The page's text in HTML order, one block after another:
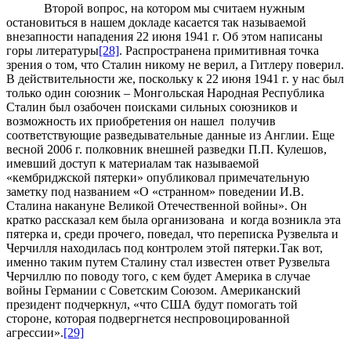
Второй вопрос, на котором мы считаем нужным
остановиться в нашем докладе касается так называемой
внезапности нападения 22 июня 1941 г. Об этом написаны
горы литературы[28]. Распространена примитивная точка
зрения о том, что Сталин никому не верил, а Гитлеру поверил.
В действительности же, поскольку к 22 июня 1941 г. у нас был
только один союзник – Монгольская Народная Республика
Сталин был озабочен поисками сильных союзников и
возможность их приобретения он нашел получив
соответствующие разведывательные данные из Англии. Еще
весной 2006 г. полковник внешней разведки П.П. Кулешов,
имевший доступ к материалам так называемой
«кембриджской пятерки» опубликовал примечательную
заметку под названием «О «странном» поведении И.В.
Сталина накануне Великой Отечественной войны». Он
кратко рассказал кем была организована и когда возникла эта
пятерка и, среди прочего, поведал, что переписка Рузвельта и
Черчилля находилась под контролем этой пятерки.Так вот,
именно таким путем Сталину стал известен ответ Рузвельта
Черчиллю по поводу того, с кем будет Америка в случае
войны Германии с Советским Союзом. Американский
президент подчеркнул, «что США будут помогать той
стороне, которая подвергнется неспровоцированной
агрессии».[29]